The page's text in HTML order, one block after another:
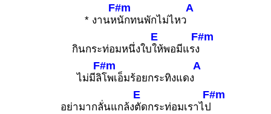
* งานห
F#m
นักทนพักไม่ไหว
A
กินกระท่อมหนึ่งใบ
E
ให้พอมีแรง
F#m
ไม่มีลิ
F#m
โพเอ็มร้อยกระทิงแดง
A
อย่ามากลั่นแกล้ง
E
ตัดกระท่อมเราไป
F#m